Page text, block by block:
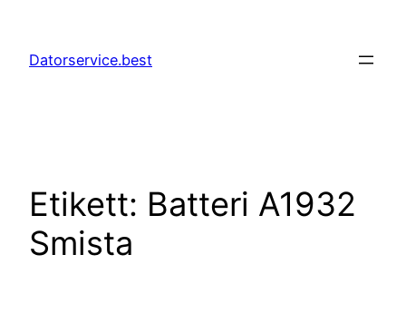
innehåll
Datorservice.best
Etikett: Batteri A1932
Smista